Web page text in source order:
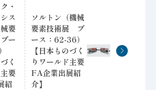
・
ス
要
ー
く
要
紹
ソルトン（機械
要素技術展 ブ
ース：62-36）
【日本ものづく
りワールド主要
FA企業出展紹
介】